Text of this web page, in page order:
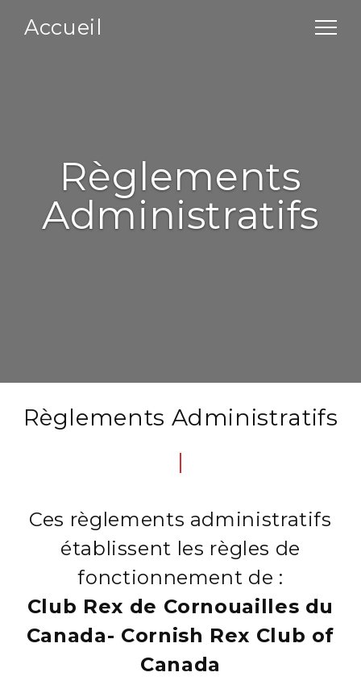
Accueil
Règlements
Administratifs
Règlements Administratifs
Ces règlements administratifs
établissent les règles de
fonctionnement de :
Club Rex de Cornouailles du
Canada- Cornish Rex Club of
Canada